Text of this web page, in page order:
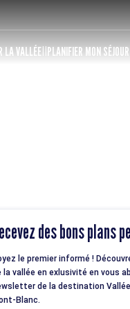
LA VALLÉE PLANIFIER MON SÉJOUR
des bons plans
le premier informé !
la vallée en exlusivité en vous
de la destination
Blanc.